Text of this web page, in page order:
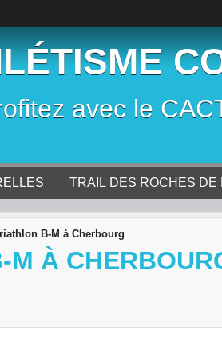
avec le
TRAIL DES ROCHES DE
B-M à Cherbourg
M À